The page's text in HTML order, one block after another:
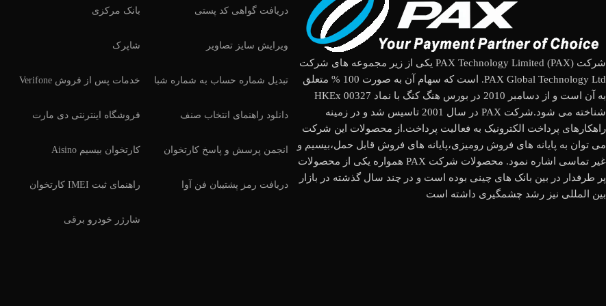
شرکت (PAX Technology Limited (PAX یکی از زیر مجموعه های شرکت
PAX Global Technology Ltd. است که سهام آن به صورت 100 % متعلق
به آن است و از دسامبر 2010 در بورس هنگ کنگ با نماد HKEx 00327
شناخته می شود.شرکت PAX در سال 2001 تاسیس شد و در زمینه
راهکارهای پرداخت الکترونیک به فعالیت پرداخت.از محصولات این شرکت
می توان به پایانه های فروش رومیزی،پایانه های فروش قابل حمل،بیسیم و
غیر تماسی اشاره نمود. محصولات شرکت PAX همواره یکی از محصولات
پر طرفدار در بین بانک های چینی بوده است و در چند سال گذشته در بازار
بین المللی نیز رشد چشمگیری داشته است
دریافت گواهی کد پستی
ویرایش سایز تصاویر
تبدیل شماره حساب به شماره شبا
دانلود راهنمای انتخاب صنف
انجمن پرسش و پاسخ کارتخوان
دریافت رمز پشتیبان فن آوا
بانک مرکزی
شاپرک
خدمات پس از فروش Verifone
فروشگاه اینترنتی دی مارت
کارتخوان بیسیم Aisino
راهنمای ثبت IMEI کارتخوان
شارژر خودرو برقی